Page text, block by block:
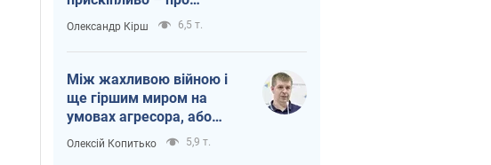
допомогу Україні
Олександр Кірш 6,5 т.
Між жахливою війною і
ще гіршим миром на
умовах агресора, або
Безвихідність – теж
Олексій Копитько 5,9 т.